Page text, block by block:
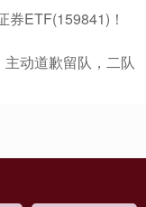
券ETF(159841)！
动道歉留队，二队